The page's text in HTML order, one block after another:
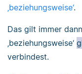
‚beziehungsweise‘.
Das gilt immer
‚beziehungsweise‘
verbindest.